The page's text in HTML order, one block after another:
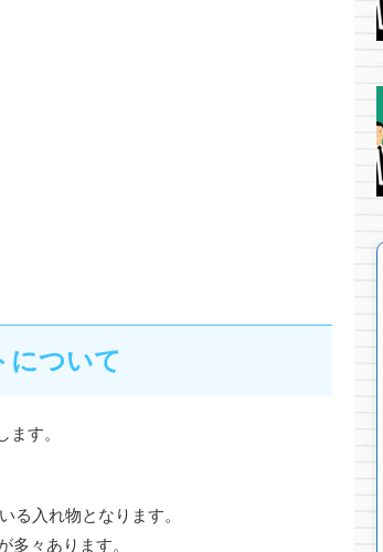
について
す。
る入れ物となります。
々あります。